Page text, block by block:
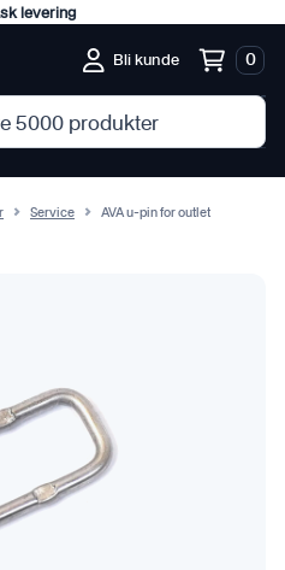
levering
Bli kunde 0
Service
AVA u-pin for outlet